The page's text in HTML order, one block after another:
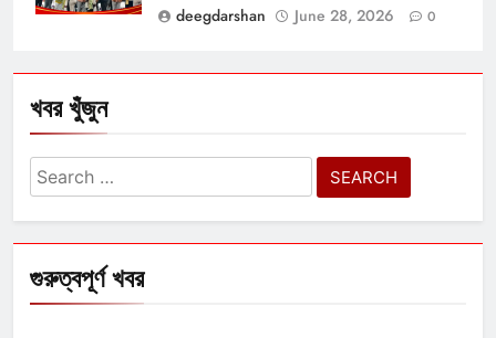
deegdarshan
June 28, 2026 0
খবর খুঁজুন
Search
for:
গুরুত্বপূর্ণ খবর